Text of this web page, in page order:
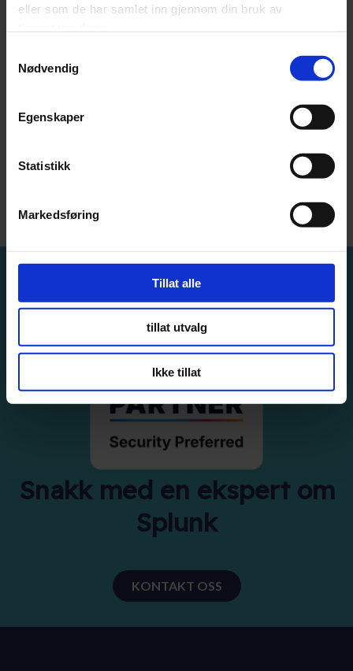
eller som de har samlet inn gjennom din bruk av
Nødvendig
Egenskaper
Statistikk
Markedsføring
Tillat alle
tillat utvalg
Ikke tillat
Hvordan vet vi hvilken Splunk-løsning som
Kan Splunk integreres med våre
Hvor raskt kan vi se resultater med Splunk?
Snakk med en ekspert om
Splunk
KONTAKT OSS